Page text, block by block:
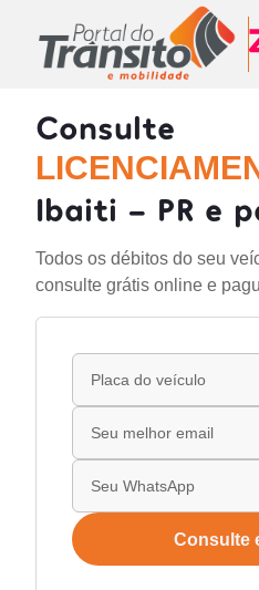
Consulte
Ibaiti - PR e
Todos os débitos do seu
consulte grátis online e
Consulte